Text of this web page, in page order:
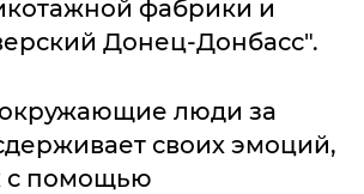
фабрики и
Донец-Донбасс".
люди за
своих эмоций,
с помощью